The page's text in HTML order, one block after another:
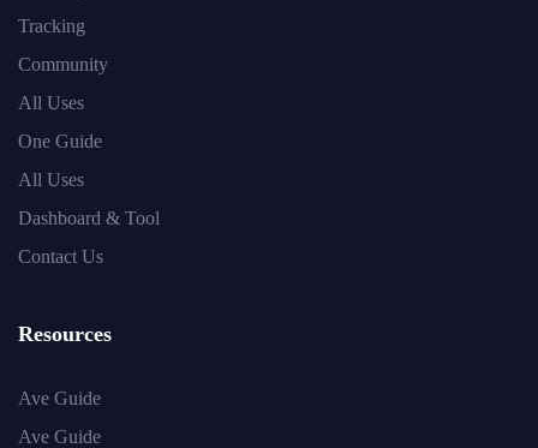
Tracking
Community
All Uses
One Guide
All Uses
Dashboard & Tool
Contact Us
Resources
Ave Guide
Ave Guide